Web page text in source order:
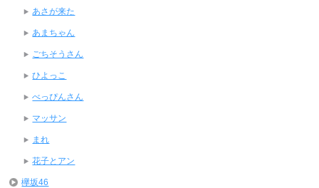
あさが来た
あまちゃん
ごちそうさん
ひよっこ
べっぴんさん
マッサン
まれ
花子とアン
欅坂46